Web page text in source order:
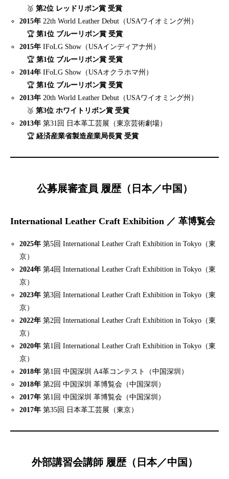
🥈第2位 レッドリボン賞 受賞
2015年 22th World Leather Debut（USAワイオミング州）
🏆第1位 ブルーリボン賞 受賞
2015年 IFoLG Show（USAインディアナ州）
🏆第1位 ブルーリボン賞 受賞
2014年 IFoLG Show（USAオクラホマ州）
🏆第1位 ブルーリボン賞 受賞
2013年 20th World Leather Debut（USAワイオミング州）
🥉第3位 ホワイトリボン賞 受賞
2013年 第31回 日本革工芸展（東京芸術劇場）
🏆経済産業省製造産業局長賞 受賞
公募展審査員 履歴（日本／中国）
International Leather Craft Exhibition ／ 革博覧会
2025年 第5回 International Leather Craft Exhibition in Tokyo（東
京）
2024年 第4回 International Leather Craft Exhibition in Tokyo（東
京）
2023年 第3回 International Leather Craft Exhibition in Tokyo（東
京）
2022年 第2回 International Leather Craft Exhibition in Tokyo（東
京）
2020年 第1回 International Leather Craft Exhibition in Tokyo（東
京）
2018年 第1回 中国深圳 A4革コンテスト（中国深圳）
2018年 第2回 中国深圳 革博覧会（中国深圳）
2017年 第1回 中国深圳 革博覧会（中国深圳）
2017年 第35回 日本革工芸展（東京）
外部講習会講師 履歴（日本／中国）